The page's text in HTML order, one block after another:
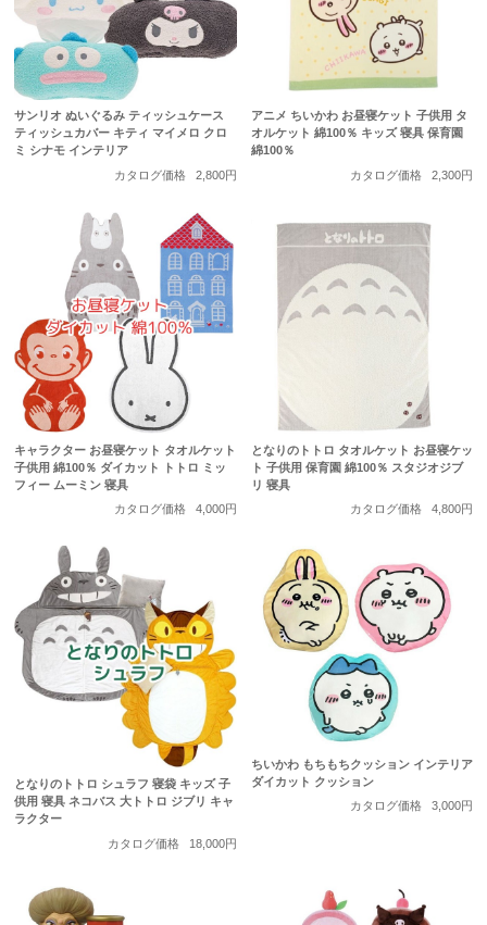
サンリオ ぬいぐるみ ティッシュケース
ティッシュカバー キティ マイメロ クロ
ミ シナモ インテリア
カタログ価格
2,800円
アニメ ちいかわ お昼寝ケット 子供用 タ
オルケット 綿100％ キッズ 寝具 保育園
綿100％
カタログ価格
2,300円
キャラクター お昼寝ケット タオルケット
子供用 綿100％ ダイカット トトロ ミッ
フィー ムーミン 寝具
カタログ価格
4,000円
となりのトトロ タオルケット お昼寝ケッ
ト 子供用 保育園 綿100％ スタジオジブ
リ 寝具
カタログ価格
4,800円
となりのトトロ シュラフ 寝袋 キッズ 子
供用 寝具 ネコバス 大トトロ ジブリ キャ
ラクター
カタログ価格
18,000円
ちいかわ もちもちクッション インテリア
ダイカット クッション
カタログ価格
3,000円